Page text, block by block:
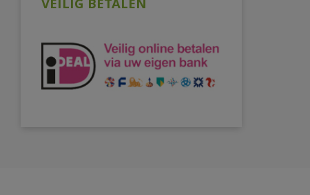
VEILIG BETALEN